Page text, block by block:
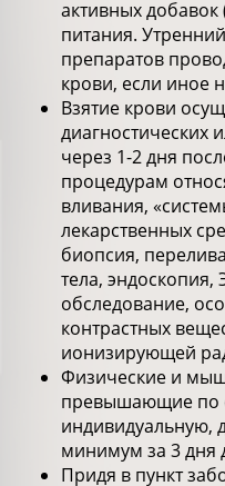
активных
питания.
препаратов
крови, если иное
Взятие крови
диагностических
через 1-2 дня
процедурам
вливания,
лекарственных
биопсия,
тела, эндоскопия,
обследование,
контрастных
ионизирующей
Физические и
превышающие по
индивидуальную,
минимум за 3 дня
Придя в пункт